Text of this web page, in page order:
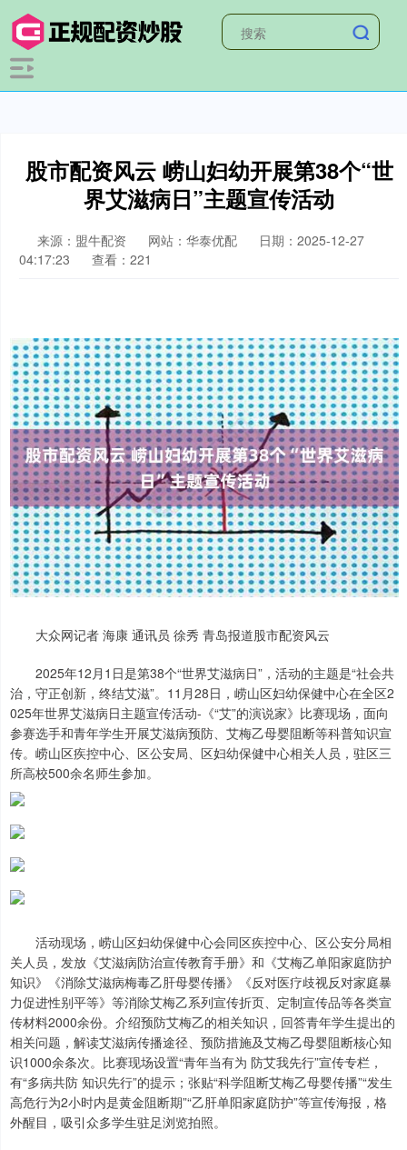
股市配资风云 崂山妇幼开展第38个“世
界艾滋病日”主题宣传活动
来源：盟牛配资 网站：华泰优配
日期：2025-12-27
04:17:23
查看：221
大众网记者 海康 通讯员 徐秀 青岛报道股市配资风云
2025年12月1日是第38个“世界艾滋病日”，活动的主题是“社会共
治，守正创新，终结艾滋”。11月28日，崂山区妇幼保健中心在全区2
025年世界艾滋病日主题宣传活动-《“艾”的演说家》比赛现场，面向
参赛选手和青年学生开展艾滋病预防、艾梅乙母婴阻断等科普知识宣
传。崂山区疾控中心、区公安局、区妇幼保健中心相关人员，驻区三
所高校500余名师生参加。
活动现场，崂山区妇幼保健中心会同区疾控中心、区公安分局相
关人员，发放《艾滋病防治宣传教育手册》和《艾梅乙单阳家庭防护
知识》《消除艾滋病梅毒乙肝母婴传播》《反对医疗歧视反对家庭暴
力促进性别平等》等消除艾梅乙系列宣传折页、定制宣传品等各类宣
传材料2000余份。介绍预防艾梅乙的相关知识，回答青年学生提出的
相关问题，解读艾滋病传播途径、预防措施及艾梅乙母婴阻断核心知
识1000余条次。比赛现场设置“青年当有为 防艾我先行”宣传专栏，
有“多病共防 知识先行”的提示；张贴“科学阻断艾梅乙母婴传播”“发生
高危行为2小时内是黄金阻断期”“乙肝单阳家庭防护”等宣传海报，格
外醒目，吸引众多学生驻足浏览拍照。